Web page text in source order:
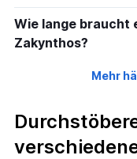
Wie lange braucht
Zakynthos?
Mehr